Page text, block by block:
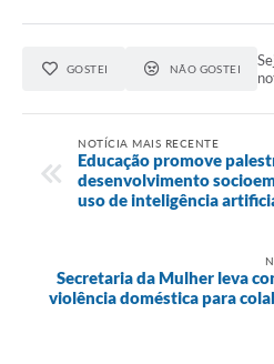
GOSTEI NÃO GOSTEI
NOTÍCIA MAIS RECENTE
Educação promove
desenvolvimento
uso de inteligência
Secretaria da Mulher leva
violência doméstica para